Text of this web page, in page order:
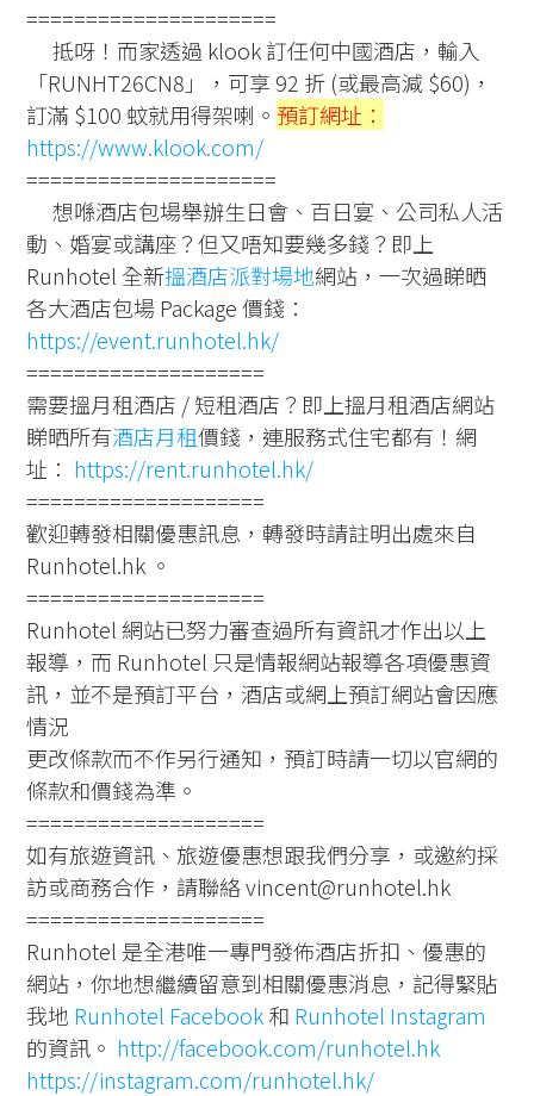
=====================
抵呀！而家透過 klook 訂任何中國酒店，輸入
「RUNHT26CN8」，可享 92 折 (或最高減 $60)，
訂滿 $100 蚊就用得架喇。 預訂網址：
https://www.klook.com/
=====================
想喺酒店包場舉辦生日會、百日宴、公司私人活
動、婚宴或講座？但又唔知要幾多錢？即上
Runhotel 全新搵酒店派對場地網站，一次過睇晒
各大酒店包場 Package 價錢：
https://event.runhotel.hk/
====================
需要搵月租酒店 / 短租酒店？即上搵月租酒店網站
睇晒所有酒店月租價錢，連服務式住宅都有！網
址： https://rent.runhotel.hk/
====================
歡迎轉發相關優惠訊息，轉發時請註明出處來自
Runhotel.hk 。
====================
Runhotel 網站已努力審查過所有資訊才作出以上
報導，而 Runhotel 只是情報網站報導各項優惠資
訊，並不是預訂平台，酒店或網上預訂網站會因應
情況
更改條款而不作另行通知，預訂時請一切以官網的
條款和價錢為準。
====================
如有旅遊資訊、旅遊優惠想跟我們分享，或邀約採
訪或商務合作，請聯絡 vincent@runhotel.hk
====================
Runhotel 是全港唯一專門發佈酒店折扣、優惠的
網站，你地想繼續留意到相關優惠消息，記得緊貼
我地 Runhotel Facebook和 Runhotel Instagram
的資訊。 http://facebook.com/runhotel.hk
https://instagram.com/runhotel.hk/